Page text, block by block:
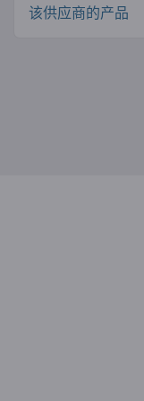
该供应商的产品